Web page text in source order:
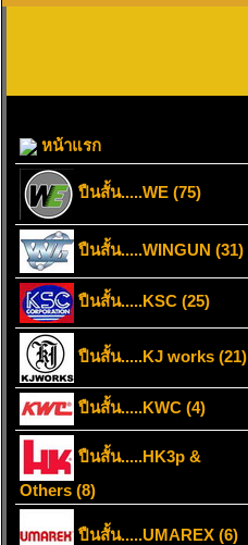
หน้าแรก
ปืนสั้น.....WE (75)
ปืนสั้น.....WINGUN (31)
ปืนสั้น.....KSC (25)
ปืนสั้น.....KJ works (21)
ปืนสั้น.....KWC (4)
ปืนสั้น.....HK3p &
Others (8)
ปืนสั้น.....UMAREX (6)